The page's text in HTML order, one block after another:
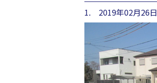
1. 2019年02月26日